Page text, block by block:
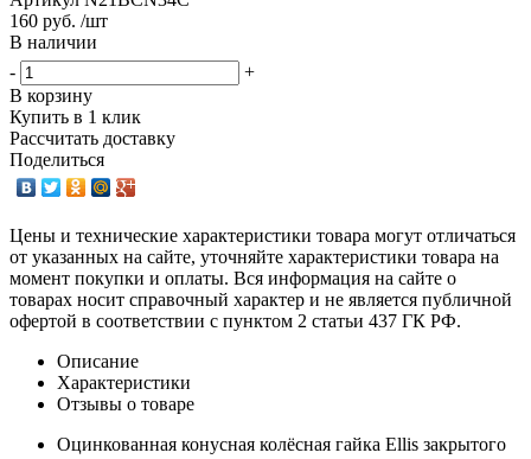
160 руб. /шт
В наличии
-
+
В корзину
Купить в 1 клик
Рассчитать доставку
Поделиться
Цены и технические характеристики товара могут отличаться
от указанных на сайте, уточняйте характеристики товара на
момент покупки и оплаты. Вся информация на сайте о
товарах носит справочный характер и не является публичной
офертой в соответствии с пунктом 2 статьи 437 ГК РФ.
Описание
Характеристики
Отзывы о товаре
Оцинкованная конусная колёсная гайка Ellis закрытого